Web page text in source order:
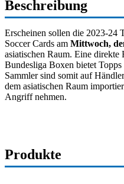
Beschreibung
Erscheinen sollen die 2023-24
Soccer Cards am Mittwoch,
asiatischen Raum. Eine
Bundesliga Boxen bietet
Sammler sind somit auf
dem asiatischen Raum
Angriff nehmen.
Produkte